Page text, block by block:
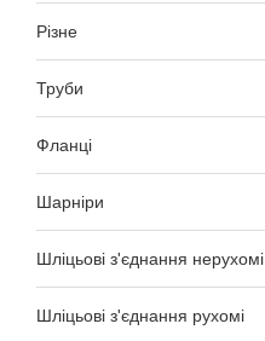
Різне
Труби
Фланці
Шарніри
Шліцьові з'єднання нерухомі
Шліцьові з'єднання рухомі